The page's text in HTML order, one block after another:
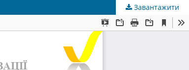
Завантажити